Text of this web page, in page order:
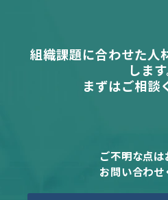
組織課題に合わせた人
します
まずはご相談
ご不明な点は
お問い合わせ